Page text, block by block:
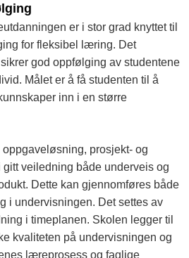
er i stor grad knyttet til
for fleksibel læring. Det
god oppfølging av studentene
Målet er å få studenten til å
inn i en større
oppgaveløsning, prosjekt- og
veiledning både underveis og
Dette kan gjennomføres både
i undervisningen. Det settes av
i timeplanen. Skolen legger til
kvaliteten på undervisningen og
læreprosess og faglige